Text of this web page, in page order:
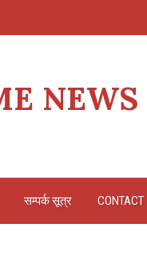
NEWS
सम्पर्क सूत्र CONTACT